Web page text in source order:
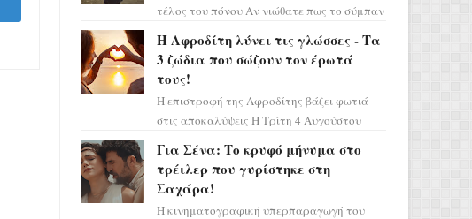
τέλος του πόνου Αν νιώθατε πως το σύμπαν
πάρετε μια βαθιά α...
Η Αφροδίτη λύνει τις γλώσσες - Τα
3 ζώδια που σώζουν τον έρωτά
τους!
Η επιστροφή της Αφροδίτης βάζει φωτιά
στις αποκαλύψεις Η Τρίτη 4 Αυγούστου
ορόσημο, καθώς η Αφροδίτη πρ...
Για Σένα: Το κρυφό μήνυμα στο
τρέιλερ που γυρίστηκε στη
Σαχάρα!
Η κινηματογραφική υπερπαραγωγή του